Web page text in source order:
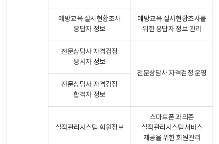
예방교육 실시현황조사
응답자 정보
예방교육 실시현황조사를
위한 응답자 정보 관리
전문상담사 자격검정
응시자 정보
전문상담사 자격검정 운영
전문상담사 자격검정
합격자 정보
실적관리시스템 회원정보
스마트폰 과의존
실적관리시스템서비스
제공을 위한 회원관리